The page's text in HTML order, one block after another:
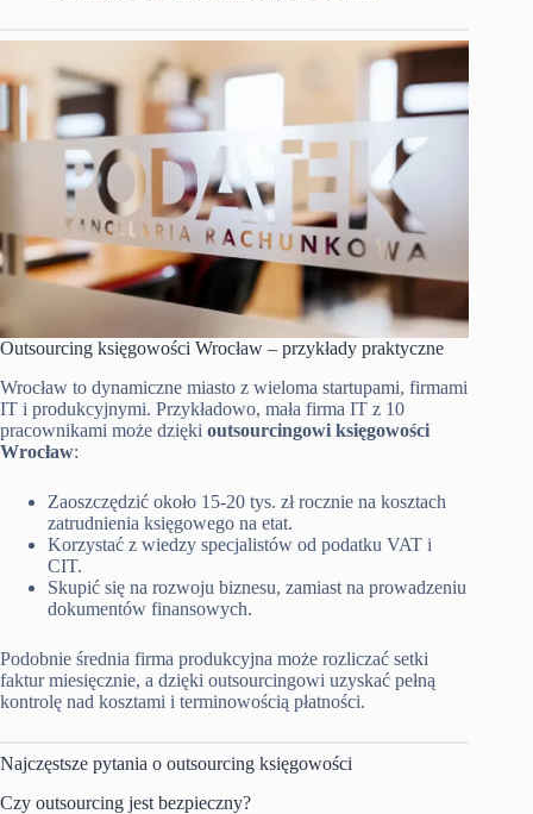
Outsourcing księgowości Wrocław – przykłady praktyczne
Wrocław to dynamiczne miasto z wieloma startupami, firmami
IT i produkcyjnymi. Przykładowo, mała firma IT z 10
pracownikami może dzięki outsourcingowi księgowości
Wrocław:
Zaoszczędzić około 15-20 tys. zł rocznie na kosztach
zatrudnienia księgowego na etat.
Korzystać z wiedzy specjalistów od podatku VAT i
CIT.
Skupić się na rozwoju biznesu, zamiast na prowadzeniu
dokumentów finansowych.
Podobnie średnia firma produkcyjna może rozliczać setki
faktur miesięcznie, a dzięki outsourcingowi uzyskać pełną
kontrolę nad kosztami i terminowością płatności.
Najczęstsze pytania o outsourcing księgowości
Czy outsourcing jest bezpieczny?